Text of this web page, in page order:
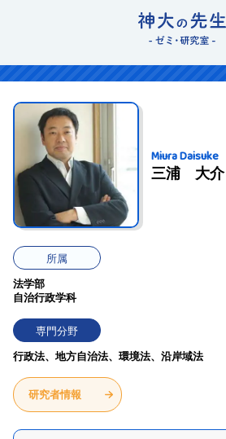
Miura Daisuke
三浦 大介
所属
法学部
自治行政学科
専門分野
行政法、地方自治法、環境法、沿岸域法
研究者情報